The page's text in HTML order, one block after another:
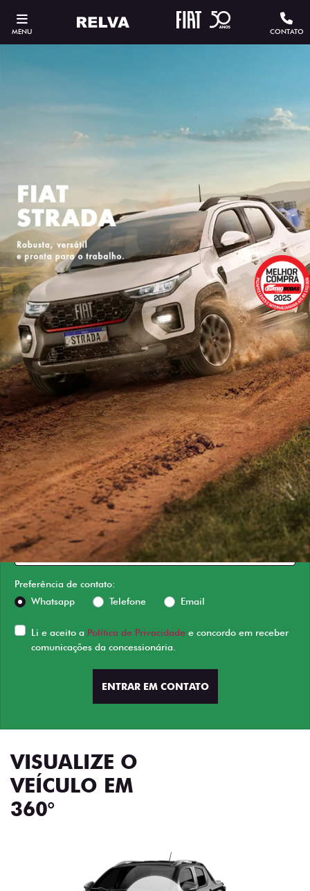
MENU CONTATO
ESTOU INTERESSADO
Versão escolhida
Preferência de contato:
Whatsapp
Telefone Email
Li e aceito a Política de Privacidade e concordo em receber
comunicações da concessionária.
ENTRAR EM CONTATO
VISUALIZE O
VEÍCULO EM
360°